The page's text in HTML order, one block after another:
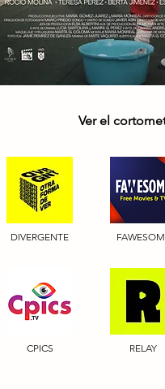
Ver el
DIVERGENTE
CPICS RELAY